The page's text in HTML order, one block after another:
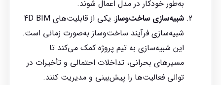
به‌طور خودکار در مدل اعمال شوند.
شبیه‌سازی ساخت‌وساز
: یکی از قابلیت‌های 4D BIM
شبیه‌سازی فرآیند ساخت‌وساز به‌صورت زمانی است.
این شبیه‌سازی به تیم پروژه کمک می‌کند تا
مسیرهای بحرانی، تداخلات احتمالی و تأخیرات در
توالی فعالیت‌ها را پیش‌بینی و مدیریت کنند.